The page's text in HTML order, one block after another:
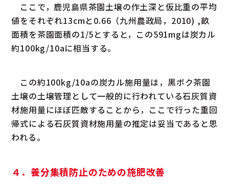
ここで，鹿児島県茶園土壌の作土深と仮比重の平均
値をそれぞれ13cmと0.66（九州農政局，2010) ,畝
面積を茶園面積の1/5とすると，この591mgは炭カル
約100kg/10aに相当する。
この約100kg/10aの炭カル施用量は，黒ボク茶園
土壌の土壌管理として一般的に行われている石灰質資
材施用量にほぼ匹敵することから，ここで行った重回
帰式による石灰質資材施用量の推定は妥当であると思
われる。
４．養分集積防止のための施肥改善